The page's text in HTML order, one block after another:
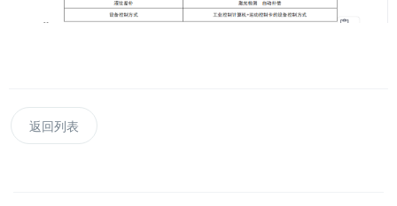
返回列表